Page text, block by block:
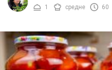
1
средне 60